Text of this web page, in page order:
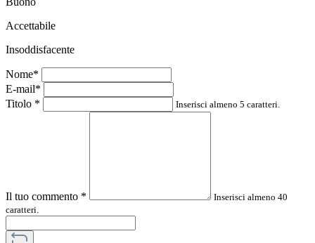
Accettabile
Insoddisfacente
Nome*
E-mail*
Titolo * Inserisci almeno 5 caratteri.
Il tuo commento *
Inserisci almeno 40
caratteri.